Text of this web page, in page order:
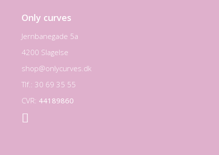
Only curves
Jernbanegade 5a
4200 Slagelse
shop@onlycurves.dk
Tlf.: 30 69 35 55
CVR: 44189860
